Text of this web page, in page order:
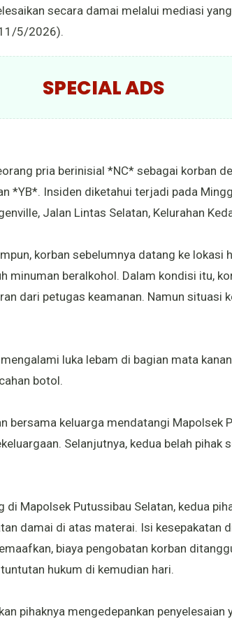
secara damai melalui mediasi
5/2026).
SPECIAL ADS
pria berinisial *NC* sebagai korban
*YB*. Insiden diketahui terjadi pada
Jalan Lintas Selatan, Kelurahan
korban sebelumnya datang ke lokasi
minuman beralkohol. Dalam kondisi itu,
dari petugas keamanan. Namun situasi
luka lebam di bagian mata
botol.
bersama keluarga mendatangi Mapolsek
Selanjutnya, kedua belah pihak
Mapolsek Putussibau Selatan, kedua
damai di atas materai. Isi kesepakatan
biaya pengobatan korban
hukum di kemudian hari.
pihaknya mengedepankan penyelesaian